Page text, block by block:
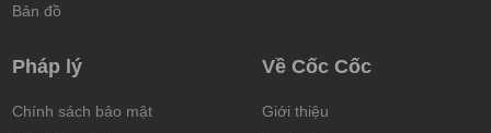
Bản đồ
Pháp lý
Chính sách bảo mật
Về Cốc Cốc
Giới thiệu